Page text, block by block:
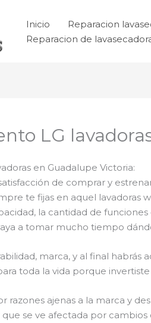
Inicio Reparacion
Reparacion de
LG
en Guadalupe Victoria:
de comprar y
te fijas en aquel
la cantidad de
a tomar mucho tiempo
marca, y al final
toda la vida porque
razones ajenas a la marca y
que se ve afectada por